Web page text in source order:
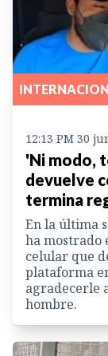
12:13 PM 30
'Ni modo,
devuelve
termina
En la última
ha mostrado
celular que
plataforma
agradecerle
hombre.